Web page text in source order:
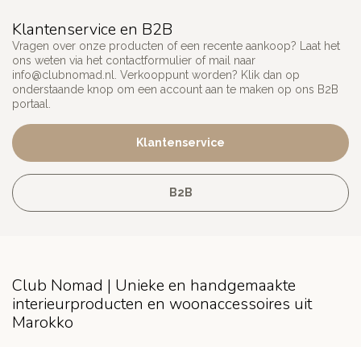
Klantenservice en B2B
Vragen over onze producten of een recente aankoop? Laat het
ons weten via het contactformulier of mail naar
info@clubnomad.nl . Verkooppunt worden? Klik dan op
onderstaande knop om een account aan te maken op ons B2B
portaal.
Klantenservice
B2B
Club Nomad | Unieke en handgemaakte
interieurproducten en woonaccessoires uit
Marokko